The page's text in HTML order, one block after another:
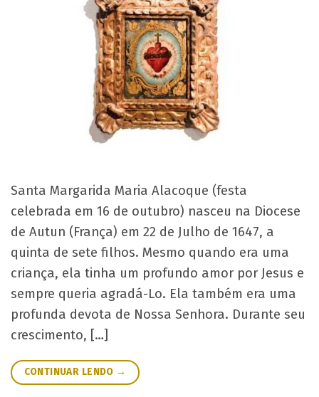
Santa Margarida Maria Alacoque (festa
celebrada em 16 de outubro) nasceu na Diocese
de Autun (França) em 22 de Julho de 1647, a
quinta de sete filhos. Mesmo quando era uma
criança, ela tinha um profundo amor por Jesus e
sempre queria agradá-Lo. Ela também era uma
profunda devota de Nossa Senhora. Durante seu
crescimento, […]
CONTINUAR LENDO →